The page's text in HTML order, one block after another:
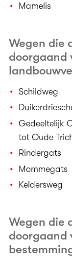
Mamelis
Wegen die
doorgaand
Schildweg
Gedeeltelijk
tot Oude
Rindergats
Mommegats
Keldersweg
Wegen die
doorgaand